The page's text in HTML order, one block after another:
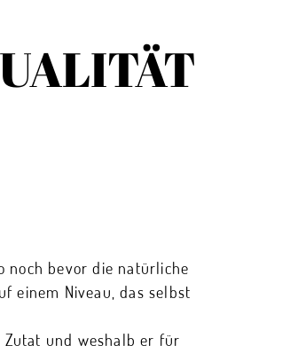
noch bevor die natürliche
einem Niveau, das selbst
Zutat und weshalb er für